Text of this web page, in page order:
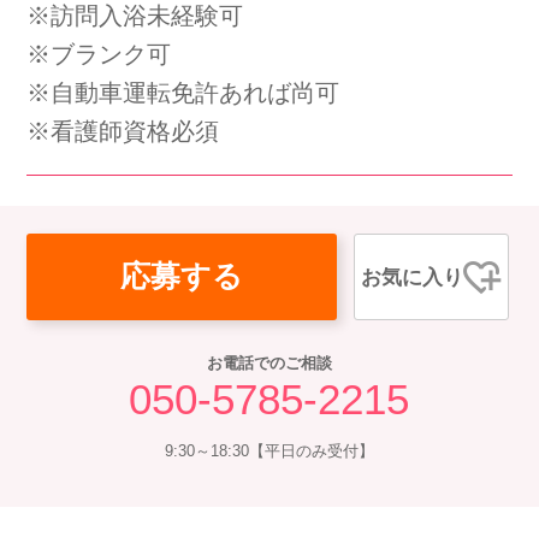
お知らせ 採用担当者様へ
※訪問入浴未経験可
※ブランク可
※自動車運転免許あれば尚可
※看護師資格必須
応募する お気に入り
お電話でのご相談
050-5785-2215
9:30～18:30【平日のみ受付】